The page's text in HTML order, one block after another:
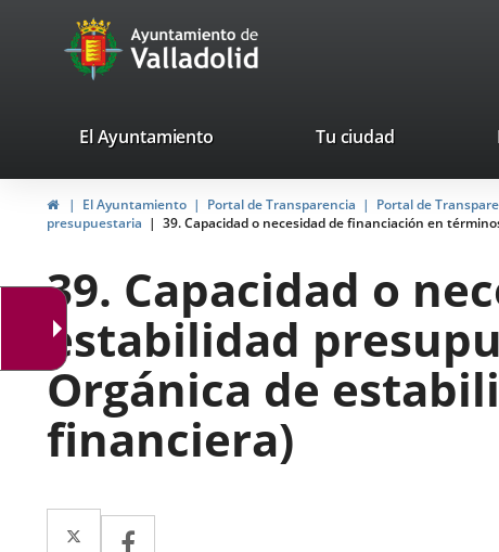
Portal
Web
Ayuntamiento
de
Valladolid
valladolid.es
El Ayuntamiento Tu ciudad
InicioEl Ayuntamiento Portal de Transparencia Portal de
presupuestaria
39. Capacidad o necesidad de financiación en
39. Capacidad o
estabilidad
Orgánica de
financiera)
Twitter
Enlace